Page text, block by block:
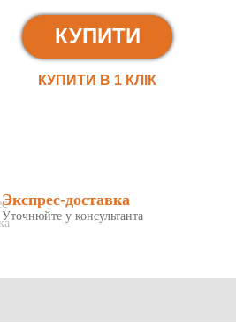
КУПИТИ
КУПИТИ В 1 КЛIК
Экспрес-доставка
Уточнюйте у консультанта